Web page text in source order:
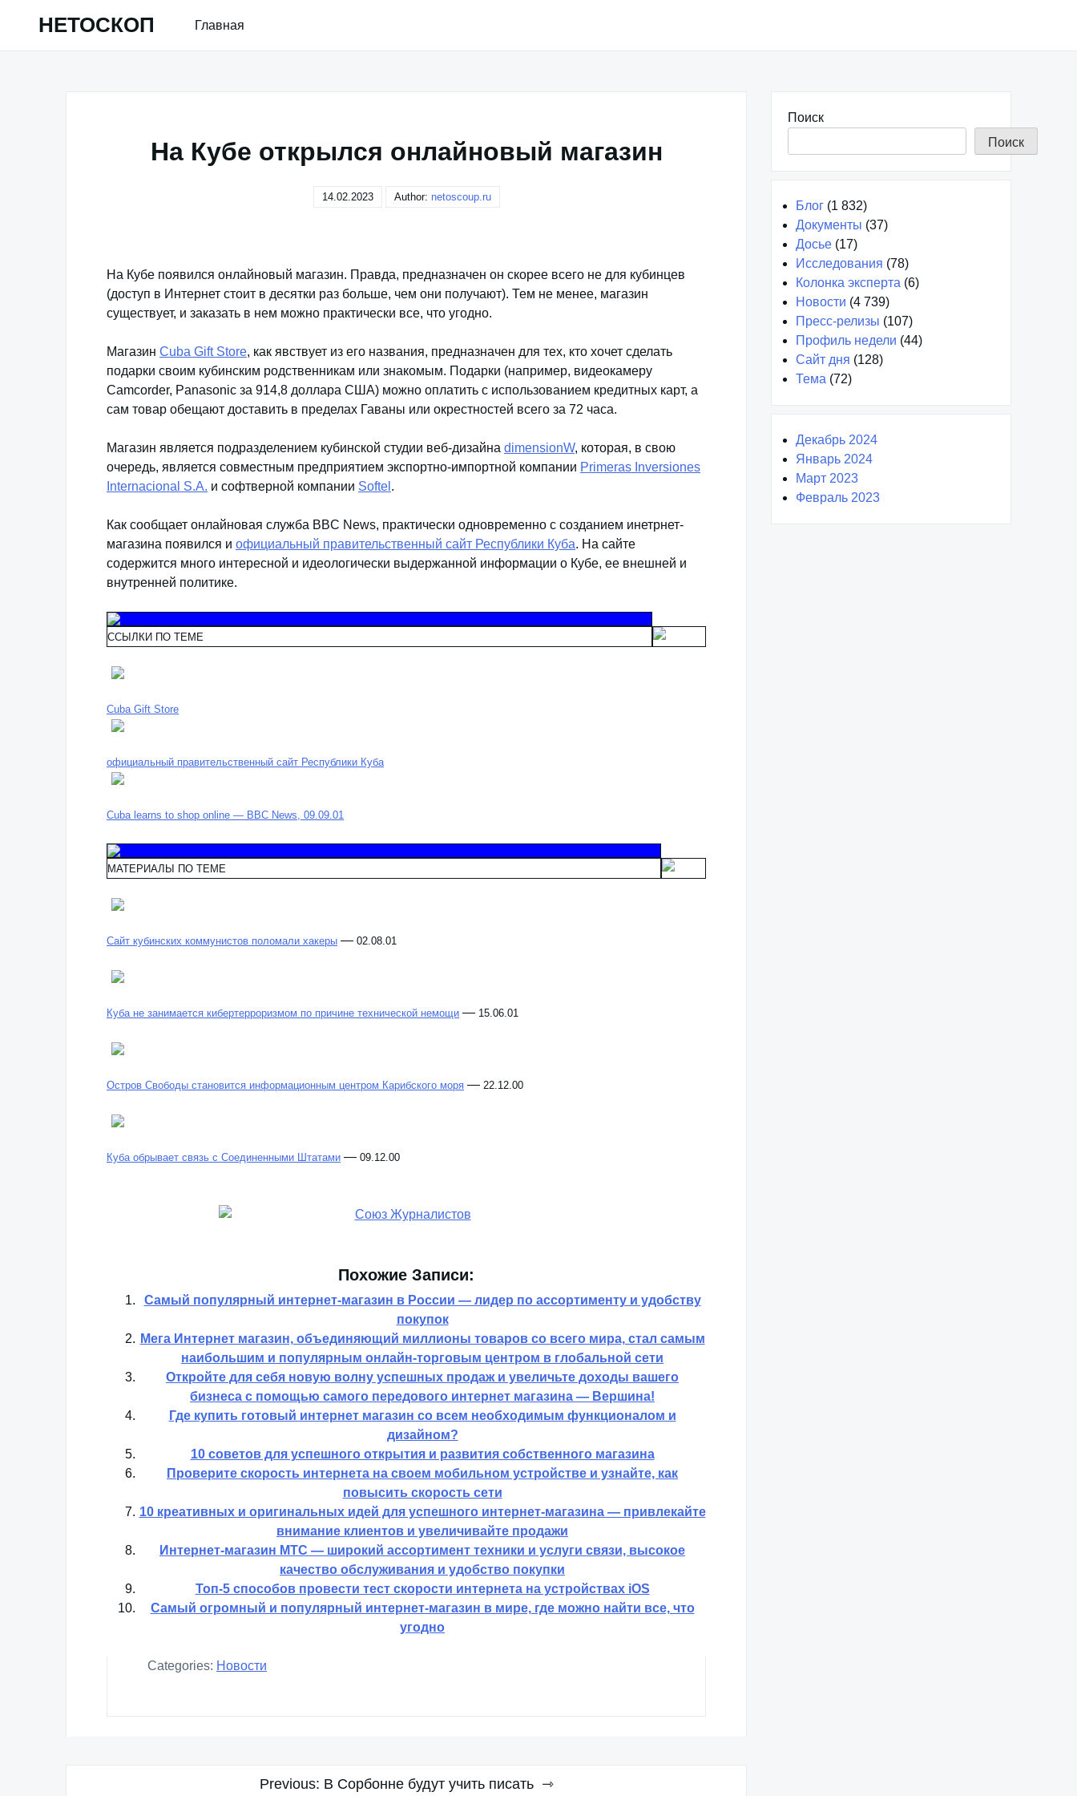
НЕТОСКОП Главная
На Кубе открылся онлайновый магазин
14.02.2023 Author: netoscoup.ru
На Кубе появился онлайновый магазин. Правда, предназначен он скорее всего не для кубинцев
(доступ в Интернет стоит в десятки раз больше, чем они получают). Тем не менее, магазин
существует, и заказать в нем можно практически все, что угодно.
Магазин Cuba Gift Store, как явствует из его названия, предназначен для тех, кто хочет сделать
подарки своим кубинским родственникам или знакомым. Подарки (например, видеокамеру
Camcorder, Panasonic за 914,8 доллара США) можно оплатить с использованием кредитных карт, а
сам товар обещают доставить в пределах Гаваны или окрестностей всего за 72 часа.
Магазин является подразделением кубинской студии веб-дизайна dimensionW, которая, в свою
очередь, является совместным предприятием экспортно-импортной компании Primeras Inversiones
Internacional S.A. и софтверной компании Softel .
Как сообщает онлайновая служба BBC News, практически одновременно с созданием инетрнет-
магазина появился и официальный правительственный сайт Республики Куба. На сайте
содержится много интересной и идеологически выдержанной информации о Кубе, ее внешней и
внутренней политике.
ССЫЛКИ ПО ТЕМЕ
Cuba Gift Store
официальный правительственный сайт Республики Куба
Cuba learns to shop online — BBC News, 09.09.01
МАТЕРИАЛЫ ПО ТЕМЕ
Сайт кубинских коммунистов поломали хакеры — 02.08.01
Куба не занимается кибертерроризмом по причине технической немощи — 15.06.01
Остров Свободы становится информационным центром Карибского моря — 22.12.00
Куба обрывает связь с Соединенными Штатами — 09.12.00
Похожие Записи:
Самый популярный интернет-магазин в России — лидер по ассортименту и удобству
покупок
Мега Интернет магазин, объединяющий миллионы товаров со всего мира, стал самым
наибольшим и популярным онлайн-торговым центром в глобальной сети
Откройте для себя новую волну успешных продаж и увеличьте доходы вашего
бизнеса с помощью самого передового интернет магазина — Вершина!
Где купить готовый интернет магазин со всем необходимым функционалом и
дизайном?
10 советов для успешного открытия и развития собственного магазина
Проверите скорость интернета на своем мобильном устройстве и узнайте, как
повысить скорость сети
10 креативных и оригинальных идей для успешного интернет-магазина — привлекайте
внимание клиентов и увеличивайте продажи
Интернет-магазин МТС — широкий ассортимент техники и услуги связи, высокое
качество обслуживания и удобство покупки
Топ-5 способов провести тест скорости интернета на устройствах iOS
Самый огромный и популярный интернет-магазин в мире, где можно найти все, что
угодно
Categories: Новости
Previous: В Сорбонне будут учить писать
Поиск
Поиск
Блог (1 832)
Документы (37)
Досье (17)
Исследования (78)
Колонка эксперта (6)
Новости (4 739)
Пресс-релизы (107)
Профиль недели (44)
Сайт дня (128)
Тема (72)
Декабрь 2024
Январь 2024
Март 2023
Февраль 2023